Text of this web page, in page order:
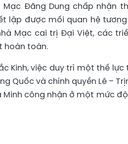
Mạc Đăng Dung chấp nhận
lập được mối quan hệ
Mạc cai trị Đại Việt, các
hoàn toàn.
Kinh, việc duy trì một thế
Quốc và chính quyền Lê –
công nhận ở một mức